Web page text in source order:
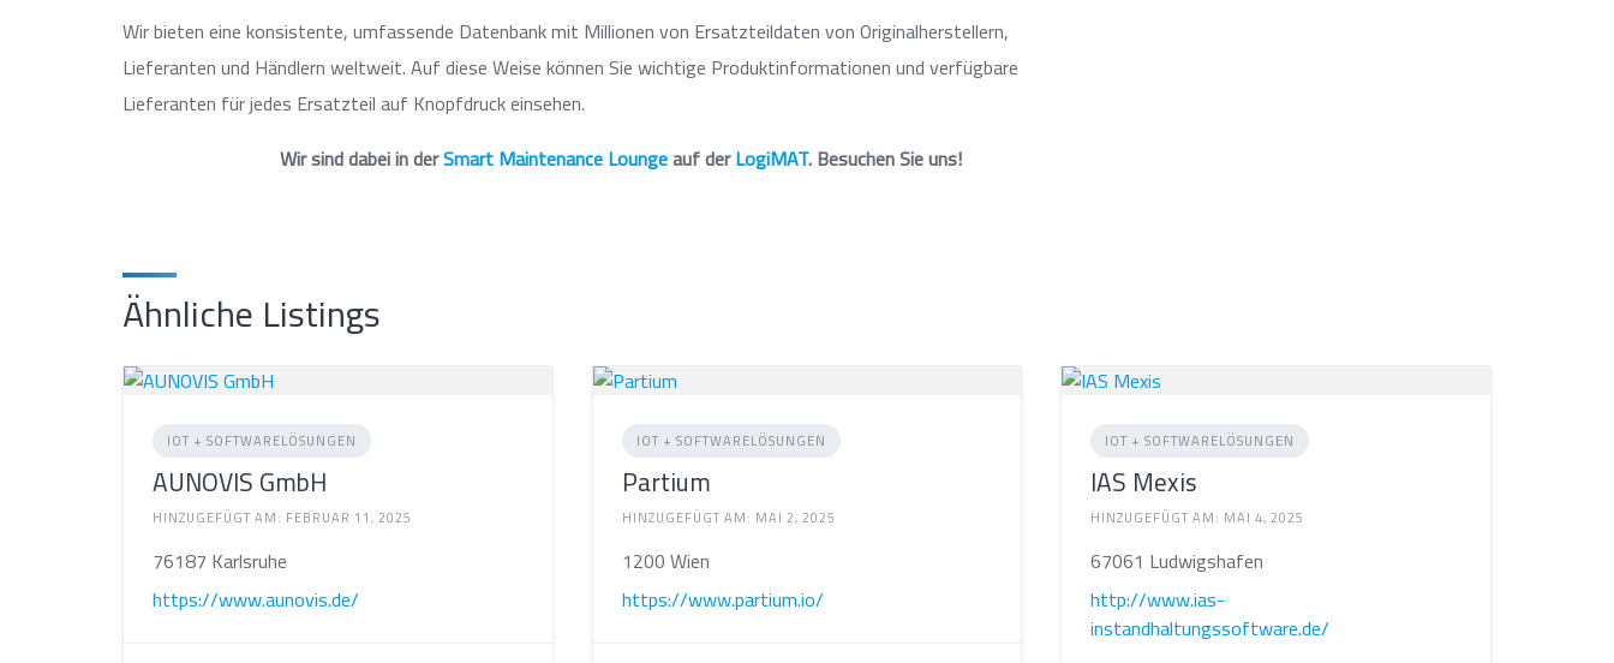
Wir bieten eine konsistente, umfassende Datenbank mit Millionen von Ersatzteildaten von Originalherstellern,
Lieferanten und Händlern weltweit. Auf diese Weise können Sie wichtige Produktinformationen und verfügbare
Lieferanten für jedes Ersatzteil auf Knopfdruck einsehen.
Wir sind dabei in derSmart Maintenance Loungeauf derLogiMAT. Besuchen Sie uns!
Ähnliche Listings
IOT + SOFTWARELÖSUNGEN
AUNOVIS GmbH
HINZUGEFÜGT AM: FEBRUAR 11, 2025
76187 Karlsruhe
https://www.aunovis.de/
IOT + SOFTWARELÖSUNGEN
Partium
HINZUGEFÜGT AM: MAI 2, 2025
1200 Wien
https://www.partium.io/
IOT + SOFTWARELÖSUNGEN
IAS Mexis
HINZUGEFÜGT AM: MAI 4, 2025
67061 Ludwigshafen
http://www.ias-
instandhaltungssoftware.de/